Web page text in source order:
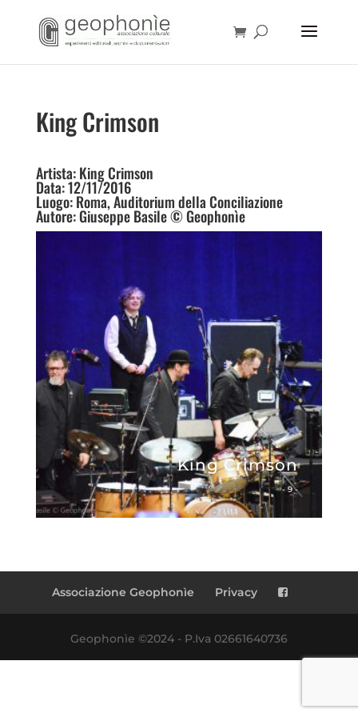
King Crimson
Artista: King Crimson
Data: 12/11/2016
Luogo: Roma, Auditorium della Conciliazione
Autore: Giuseppe Basile © Geophonìe
King Crimson
- 9 -
Associazione Geophonìe Privacy
Geophonìe ©2024 - P.Iva 02661640736